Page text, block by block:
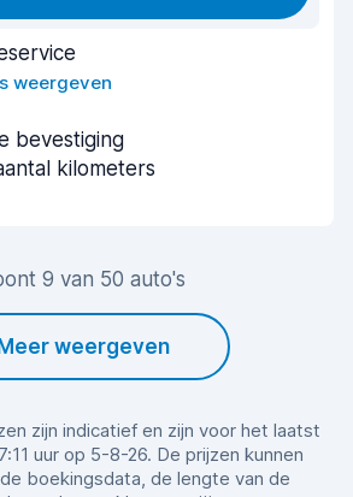
weergeven
bevestiging
kilometers
9 van 50 auto's
Meer weergeven
zijn indicatief en zijn voor het laatst
uur op 5-8-26. De prijzen kunnen
boekingsdata, de lengte van de